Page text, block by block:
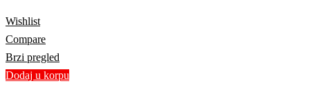
Wishlist
Compare
Brzi pregled
Dodaj u korpu